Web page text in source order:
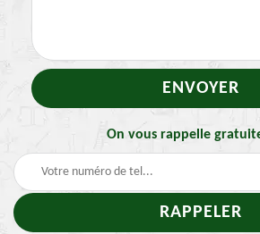
On vous rappelle